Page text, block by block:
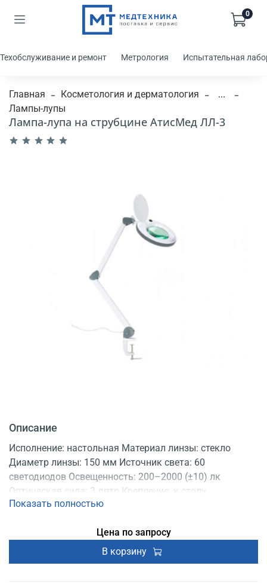
0
Техобслуживание и ремонт Метрология Испытательная
Главная Косметология и дерматология
...
Лампы-лупы
Лампа-лупа на струбцине АтисМед ЛЛ-3
Описание
Исполнение: настольная Материал линзы: стекло
Диаметр линзы: 150 мм Источник света: 60
светодиодов Освещенность: 200–2000 (±10) лк
Оптическая сила: 3 дптр Крепление: к столу
Регистрационное удостоверение
Показать полностью
Цена по запросу
В корзину